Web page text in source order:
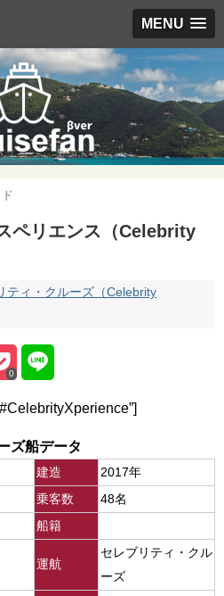
MENU
ペリエンス（Celebrity
ティ・クルーズ（Celebrity
0
ズ船データ
建造
2017年
乗客数
48名
船籍
運航
セレブリティ・クル
ーズ